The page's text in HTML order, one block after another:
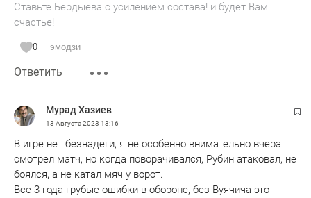
Ставьте Бердыева с усилением состава! и будет Вам
счастье!
0 эмодзи
Ответить
Мурад Хазиев
13 Августа 2023 13:16
В игре нет безнадеги, я не особенно внимательно вчера
смотрел матч, но когда поворачивался, Рубин атаковал, не
боялся, а не катал мяч у ворот.
Все 3 года грубые ошибки в обороне, без Вуячича это